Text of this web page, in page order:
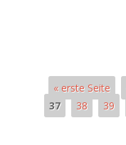
« erste Seite
37
38 39